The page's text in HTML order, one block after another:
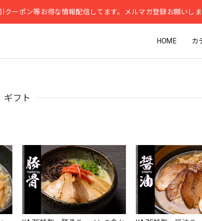
クーポン等お得な情報配信してます。メルマガ登録お願いし
HOME カ
ギフト